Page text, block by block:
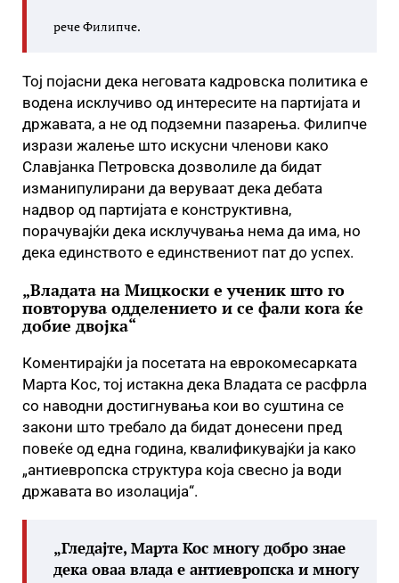
рече Филипче.
Тој појасни дека неговата кадровска политика е
водена исклучиво од интересите на партијата и
државата, а не од подземни пазарења. Филипче
изрази жалење што искусни членови како
Славјанка Петровска дозволиле да бидат
изманипулирани да веруваат дека дебата
надвор од партијата е конструктивна,
порачувајќи дека исклучувања нема да има, но
дека единството е единствениот пат до успех.
„Владата на Мицкоски е ученик што го
повторува одделението и се фали кога ќе
добие двојка“
Коментирајќи ја посетата на еврокомесарката
Марта Кос, тој истакна дека Владата се расфрла
со наводни достигнувања кои во суштина се
закони што требало да бидат донесени пред
повеќе од една година, квалификувајќи ја како
„антиевропска структура која свесно ја води
државата во изолација“.
„Гледајте, Марта Кос многу добро знае
дека оваа влада е антиевропска и многу